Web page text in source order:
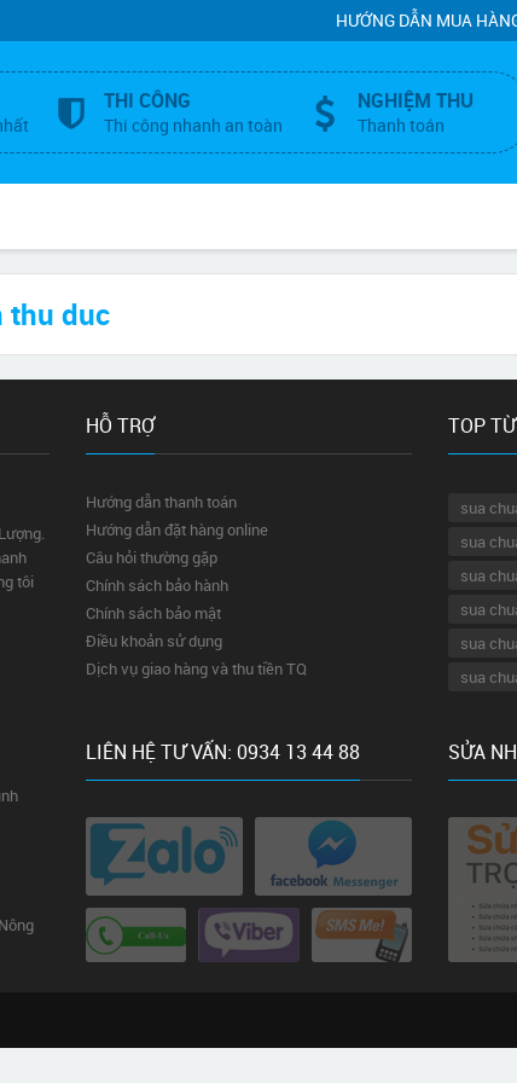
HƯỚNG DẪN MUA
THI CÔNG
Thi công nhanh an toàn
NGHIỆM THU
Thanh toán
thu duc
tôi
HỖ TRỢ
Hướng dẫn thanh toán
Hướng dẫn đặt hàng online
Câu hỏi thường gặp
Chính sách bảo hành
Chính sách bảo mật
Điều khoản sử dụng
Dịch vụ giao hàng và thu tiền TQ
TOP
sua
sua
sua
sua
sua
sua
LIÊN HỆ TƯ VẤN: 0934 13 44 88 SỬA